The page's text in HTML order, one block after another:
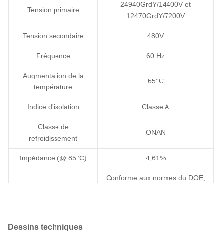
Tension primaire
24940GrdY/14400V et
12470GrdY/7200V
Tension secondaire 480V
Fréquence 60 Hz
Augmentation de la
température
65°C
Indice d'isolation Classe A
Classe de
refroidissement
ONAN
Impédance (@ 85°C) 4,61%
Conforme aux normes du DOE,
Dessins techniques